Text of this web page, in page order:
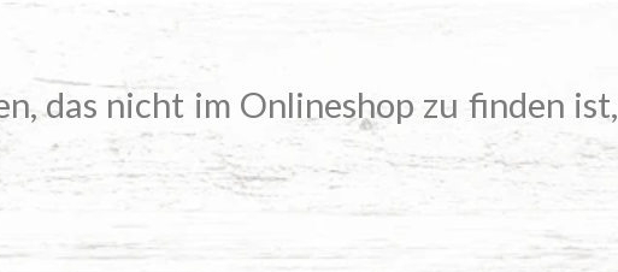
das nicht im Onlineshop zu finden ist,